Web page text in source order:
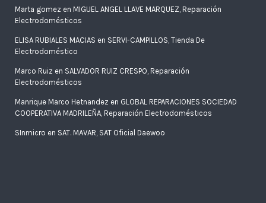
Marta gomez en MIGUEL ANGEL LLAVE MARQUEZ, Reparación
Electrodomésticos
ELISA RUBIALES MACIAS en SERVI-CAMPILLOS, Tienda De
Electrodoméstico
Marco Ruiz en SALVADOR RUIZ CRESPO, Reparación
Electrodomésticos
Manrique Marco Hetnandez en GLOBAL REPARACIONES SOCIEDAD
COOPERATIVA MADRILEÑA, Reparación Electrodomésticos
SInmicro en SAT. MAVAR, SAT Oficial Daewoo